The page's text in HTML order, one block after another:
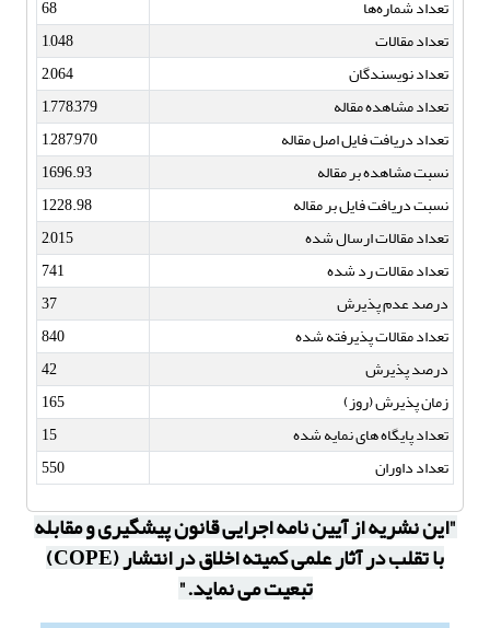
تعداد شماره‌ها
68
تعداد مقالات
1,048
تعداد نویسندگان
2,064
تعداد مشاهده مقاله
1,778,379
تعداد دریافت فایل اصل مقاله
1,287,970
نسبت مشاهده بر مقاله
1696.93
نسبت دریافت فایل بر مقاله
1228.98
تعداد مقالات ارسال شده
2,015
تعداد مقالات رد شده
741
درصد عدم پذیرش
37
تعداد مقالات پذیرفته شده
840
درصد پذیرش
42
زمان پذیرش (روز)
165
تعداد پایگاه های نمایه شده
15
تعداد داوران
550
"این نشریه از آیین نامه اجرایی قانون پیشگیری و مقابله
با تقلب در آثار علمی کمیته اخلاق در انتشار (COPE)
تبعیت می نماید."